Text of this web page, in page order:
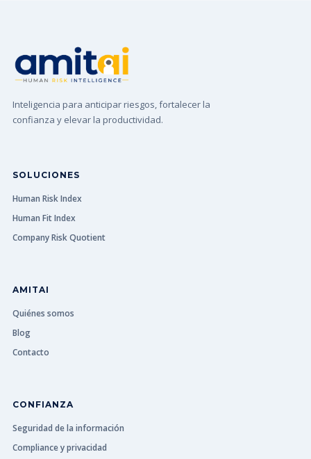
Inteligencia para anticipar riesgos, fortalecer la
confianza y elevar la productividad.
SOLUCIONES
Human Risk Index
Human Fit Index
Company Risk Quotient
AMITAI
Quiénes somos
Blog
Contacto
CONFIANZA
Seguridad de la información
Compliance y privacidad